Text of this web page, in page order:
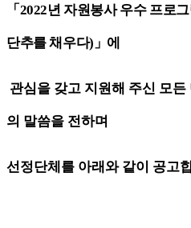
「 2022년 자원봉사 우수 프로
단추를 채우다) 」 에
관심을 갖고 지원해 주신 모
의 말씀을 전하며
선정단체를 아래와 같이 공고